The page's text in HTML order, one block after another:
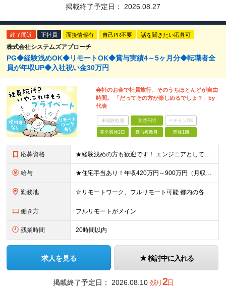
掲載終了予定日： 2026.08.27
終了間近 正社員 面接情報有 自己PR不要 話を聞きたい応募可
株式会社システムズアプローチ
PG◆経験浅めOK◆リモートOK◆賞与実績4～5ヶ月分◆転職者全
員が年収UP◆入社祝い金30万円
会社のお金で社員旅行。そのうちほとんどが自由
時間。 「だってその方が楽しめるでしょ？」by
代表
未経験歓迎 学歴不問 ベテランOK
完全週休2日 賞与複数月 面接1回
応募資格 ★経験浅めの方も歓迎です！ エンジニアとしてマイペースに成長してける環境をお探しなら、まずは“元エンジニア”の社長・野﨑と話に来てください！ ◆オープン・Web系システム、汎用機システムの開発経験を
給与 ★住宅手当あり！年収420万円～900万円（月収28万～60万円） ★当社への転職者全員が、前職と比べて年収アップを実現しています！ ■実務経験5年以上 ＜年収600万円～（月収39.5万円～）※各
勤務地 ☆リモートワーク、フルリモート可能 都内の各プロジェクト先にてご勤務いただきます。 勤務地は、希望を考慮して決定いたします。 ※会社都合による転勤はありません ※変更の範囲：上記を除く当社関連勤務
働き方 フルリモートがメイン
残業時間 20時間以内
求人を見る 検討中に入れる
掲載終了予定日： 2026.08.10 残り2日